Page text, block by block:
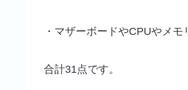
・マザーボードやCPUやメモ
合計31点です。